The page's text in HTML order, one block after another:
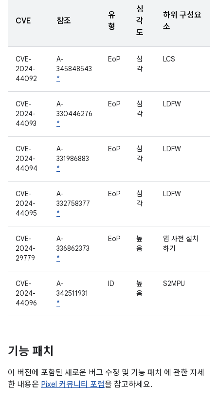
CVE 참조
유
형
심
각
도
하위 구성요
소
CVE-
2024-
44092
A-
345848543
*
EoP
심
각
LCS
CVE-
2024-
44093
A-
330446276
*
EoP
심
각
LDFW
CVE-
2024-
44094
A-
331986883
*
EoP
심
각
LDFW
CVE-
2024-
44095
A-
332758377
*
EoP
심
각
LDFW
CVE-
2024-
29779
A-
336862373
*
EoP
높
음
앱 사전 설치
하기
CVE-
2024-
44096
A-
342511931
*
ID
높
음
S2MPU
기능 패치
이 버전에 포함된 새로운 버그 수정 및 기능 패치 에 관한 자세
한 내용은 Pixel 커뮤니티 포럼을 참고하세요.